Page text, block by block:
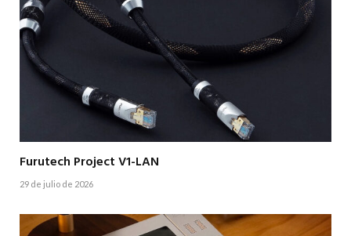
Furutech Project V1-LAN
29 de julio de 2026